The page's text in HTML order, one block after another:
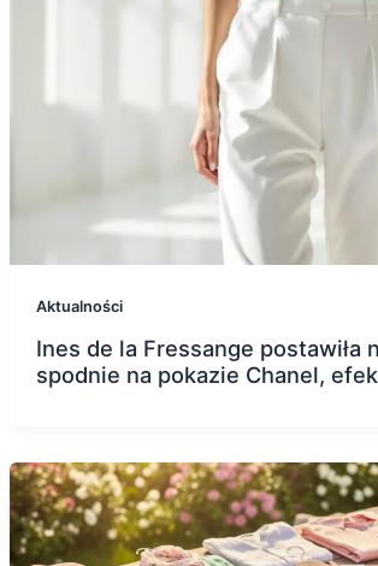
Aktualności
Ines de la Fressange postawiła
spodnie na pokazie Chanel,